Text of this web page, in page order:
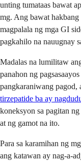
unting tumataas bawat
mg. Ang bawat hakbang
magpalala ng mga GI
pagkahilo na nauugnay
Madalas na lumilitaw
panahon ng
pangkaraniwang
tirzepatide ba ay
koneksyon sa pagitan
at ng gamot na ito.
Para sa karamihan ng
ang katawan ay nag-a-